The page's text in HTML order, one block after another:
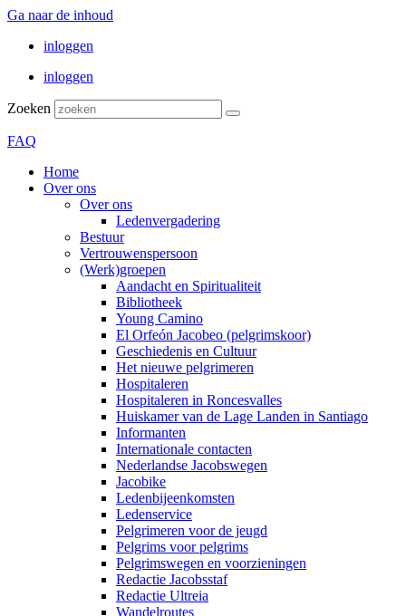
Ga naar de inhoud
inloggen
inloggen
Zoeken
FAQ
Home
Over ons
Over ons
Ledenvergadering
Bestuur
Vertrouwenspersoon
(Werk)groepen
Aandacht en Spiritualiteit
Bibliotheek
Young Camino
El Orfeón Jacobeo (pelgrimskoor)
Geschiedenis en Cultuur
Het nieuwe pelgrimeren
Hospitaleren
Hospitaleren in Roncesvalles
Huiskamer van de Lage Landen in Santiago
Informanten
Internationale contacten
Nederlandse Jacobswegen
Jacobike
Ledenbijeenkomsten
Ledenservice
Pelgrimeren voor de jeugd
Pelgrims voor pelgrims
Pelgrimswegen en voorzieningen
Redactie Jacobsstaf
Redactie Ultreia
Wandelroutes